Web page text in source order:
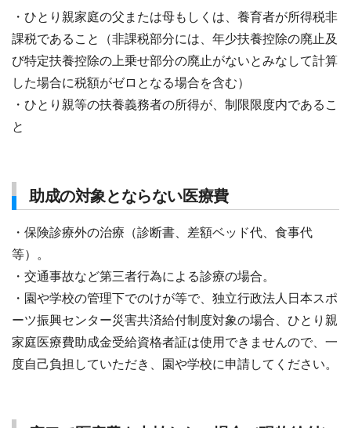
・ひとり親家庭の父または母もしくは、養育者が所得税非
課税であること（非課税部分には、年少扶養控除の廃止及
び特定扶養控除の上乗せ部分の廃止がないとみなして計算
した場合に税額がゼロとなる場合を含む）
・ひとり親等の扶養義務者の所得が、制限限度内であるこ
と
助成の対象とならない医療費
・保険診療外の治療（診断書、差額ベッド代、食事代
等）。
・交通事故など第三者行為による診療の場合。
・園や学校の管理下でのけが等で、独立行政法人日本スポ
ーツ振興センター災害共済給付制度対象の場合、ひとり親
家庭医療費助成金受給資格者証は使用できませんので、一
度自己負担していただき、園や学校に申請してください。